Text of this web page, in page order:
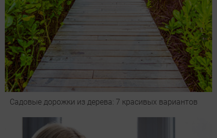
Садовые дорожки из дерева: 7 красивых вариантов